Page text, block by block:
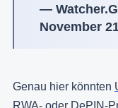
—
November
Genau hier könnten